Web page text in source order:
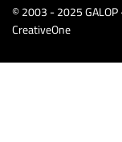
© 2003 - 2025
CreativeOne